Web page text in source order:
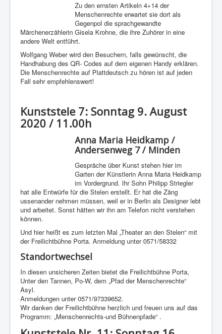
Zu den ernsten Artikeln 4+14 der
Menschenrechte erwartet sie dort als
Gegenpol die sprachgewandte
Märchenerzählerin Gisela Krohne, die ihre Zuhörer in eine
andere Welt entführt.
Wolfgang Weber wird den Besuchern, falls gewünscht, die
Handhabung des QR- Codes auf dem eigenen Handy erklären.
Die Menschenrechte auf Plattdeutsch zu hören ist auf jeden
Fall sehr empfehlenswert!
Kunststele 7: Sonntag 9. August
2020 / 11.00h
Anna Maria Heidkamp /
Andersenweg 7 / Minden
Gespräche über Kunst stehen hier im
Garten der Künstlerin Anna Maria Heidkamp
im Vordergrund. Ihr Sohn Philipp Striegler
hat alle Entwürfe für die Stelen erstellt. Er hat die Zäng
ussenander nehmen müssen, weil er in Berlin als Designer lebt
und arbeitet. Sonst hätten wir ihn am Telefon nicht verstehen
können.
Und hier heißt es zum letzten Mal „Theater an den Stelen“ mit
der Freilichtbühne Porta. Anmeldung unter 0571/58332
Standortwechsel
In diesen unsicheren Zeiten bietet die Freilichtbühne Porta,
Unter den Tannen, Po-W, dem „Pfad der Menschenrechte“
Asyl.
Anmeldungen unter 0571/97339652.
Wir danken der Freilichtbühne herzlich und freuen uns auf das
Programm: „Menschenrechts-und Bühnenpfade“ .